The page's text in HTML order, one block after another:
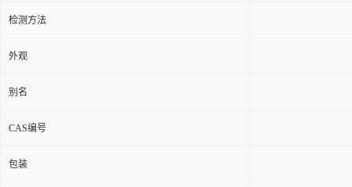
检测方法
外观
别名
CAS编号
包装